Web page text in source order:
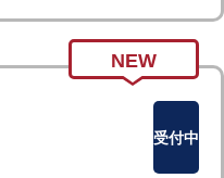
NEW
受付中